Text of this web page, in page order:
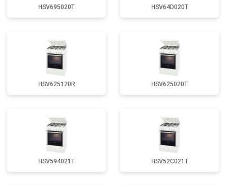
HSV695020T HSV64D020T
HSV625120R HSV625020T
HSV594021T HSV52C021T